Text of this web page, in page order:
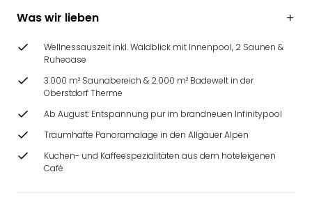
Was wir lieben
Wellnessauszeit inkl. Waldblick mit Innenpool, 2 Saunen &
Ruheoase
3.000 m² Saunabereich & 2.000 m² Badewelt in der
Oberstdorf Therme
Ab August: Entspannung pur im brandneuen Infinitypool
Traumhafte Panoramalage in den Allgäuer Alpen
Kuchen- und Kaffeespezialitäten aus dem hoteleigenen
Café